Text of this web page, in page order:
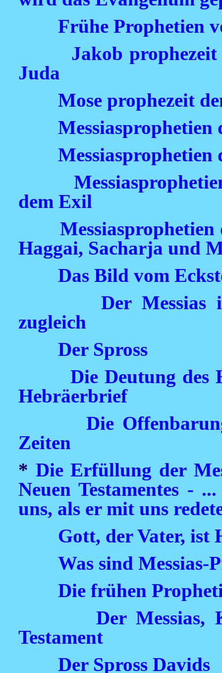
Frühe Prophetien
Jakob
Juda
Mose prophezeit
Messiasprophetien
Messiasprophetien
dem Exil
Haggai, Sacharja und
Das Bild vom
Der Messias
zugleich
Der Spross
Die Deutung des
Hebräerbrief
Die
Zeiten
* Die Erfüllung der
Neuen Testamentes -
uns, als er mit uns
Gott, der Vater, ist
Was sind Messias-
Die frühen
Der Messias,
Testament
Der Spross Davids